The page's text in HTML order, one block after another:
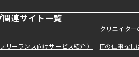
関連サイト一覧
クリエイタ
リーランス向けサービス紹介） ITの仕事探